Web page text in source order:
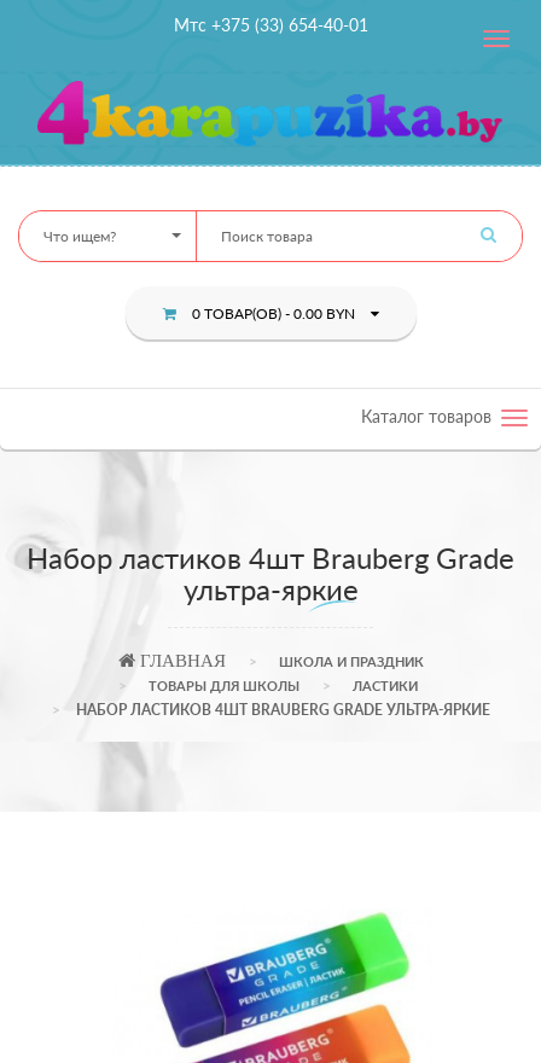
Мтс +375 (33) 654-40-01
Toggle
Что ищем?
0 ТОВАР(ОВ) - 0.00 BYN
Каталог товаров
Набор ластиков 4шт Brauberg Grade
ультра-яркие
ГЛАВНАЯ
ШКОЛА И ПРАЗДНИК
ТОВАРЫ ДЛЯ ШКОЛЫ
ЛАСТИКИ
НАБОР ЛАСТИКОВ 4ШТ BRAUBERG GRADE УЛЬТРА-ЯРКИЕ